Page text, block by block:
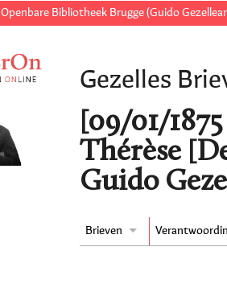
Openbare Bibliotheek Brugge (Guido
Gezelles
[09/01/
Thérèse
Guido
Brieven